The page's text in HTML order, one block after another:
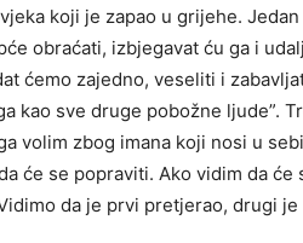
koji je zapao u grijehe.
obraćati, izbjegavat ću ga i
ćemo zajedno, veseliti i
kao sve druge pobožne ljude”.
volim zbog imana koji nosi u
će se popraviti. Ako vidim da
da je prvi pretjerao, drugi